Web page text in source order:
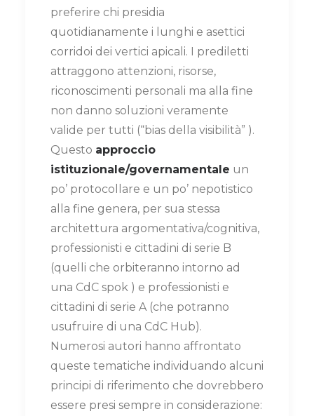
preferire chi presidia
quotidianamente i lunghi e asettici
corridoi dei vertici apicali. I prediletti
attraggono attenzioni, risorse,
riconoscimenti personali ma alla fine
non danno soluzioni veramente
valide per tutti (“bias della visibilità” ).
Questo approccio
istituzionale/governamentale un
po’ protocollare e un po’ nepotistico
alla fine genera, per sua stessa
architettura argomentativa/cognitiva,
professionisti e cittadini di serie B
(quelli che orbiteranno intorno ad
una CdC spok ) e professionisti e
cittadini di serie A (che potranno
usufruire di una CdC Hub).
Numerosi autori hanno affrontato
queste tematiche individuando alcuni
principi di riferimento che dovrebbero
essere presi sempre in considerazione: